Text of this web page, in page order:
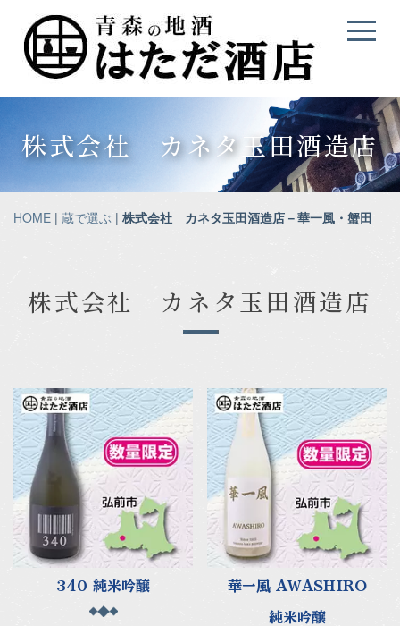
株式会社 カネタ玉田酒造店
HOME | 蔵で選ぶ | 株式会社 カネタ玉田酒造店－華一風・蟹田
株式会社 カネタ玉田酒造店
340 純米吟醸 華一風 AWASHIRO
純米吟醸